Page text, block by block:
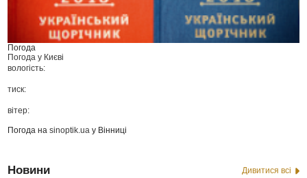
Погода
Погода у Києві
вологість:
тиск:
вітер:
Погода наsinoptik.ua у Вінниці
Новини Дивитися всі